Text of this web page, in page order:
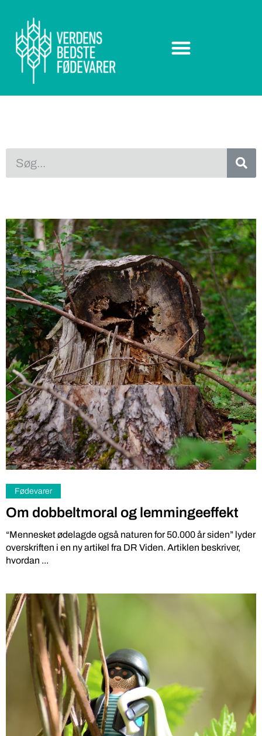
Fødevarer
Om dobbeltmoral og lemmingeeffekt
“Mennesket ødelagde også naturen for 50.000 år siden” lyder
overskriften i en ny artikel fra DR Viden. Artiklen beskriver,
hvordan ...